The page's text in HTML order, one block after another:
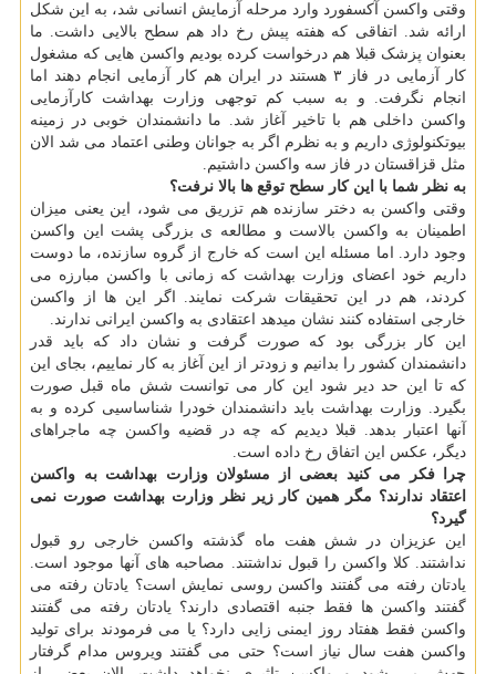
وقتی واکسن آکسفورد وارد مرحله آزمایش انسانی شد، به این شکل
ارائه شد. اتفاقی که هفته پیش رخ داد هم سطح بالایی داشت. ما
بعنوان پزشک قبلا هم درخواست کرده بودیم واکسن هایی که مشغول
کار آزمایی در فاز ۳ هستند در ایران هم کار آزمایی انجام دهند اما
انجام نگرفت. و به سبب کم توجهی وزارت بهداشت کارآزمایی
واکسن داخلی هم با تاخیر آغاز شد. ما دانشمندان خوبی در زمینه
بیوتکنولوژی داریم و به نظرم اگر به جوانان وطنی اعتماد می شد الان
مثل قزاقستان در فاز سه واکسن داشتیم.
به نظر شما با این کار سطح توقع ها بالا نرفت؟
وقتی واکسن به دختر سازنده هم تزریق می شود، این یعنی میزان
اطمینان به واکسن بالاست و مطالعه ی بزرگی پشت این واکسن
وجود دارد. اما مسئله این است که خارج از گروه سازنده، ما دوست
داریم خود اعضای وزارت بهداشت که زمانی با واکسن مبارزه می
کردند، هم در این تحقیقات شرکت نمایند. اگر این ها از واکسن
خارجی استفاده کنند نشان میدهد اعتقادی به واکسن ایرانی ندارند.
این کار بزرگی بود که صورت گرفت و نشان داد که باید قدر
دانشمندان کشور را بدانیم و زودتر از این آغاز به کار نماییم، بجای این
که تا این حد دیر شود این کار می توانست شش ماه قبل صورت
بگیرد. وزارت بهداشت باید دانشمندان خودرا شناساسیی کرده و به
آنها اعتبار بدهد. قبلا دیدیم که چه در قضیه واکسن چه ماجراهای
دیگر، عکس این اتفاق رخ داده است.
چرا فکر می کنید بعضی از مسئولان وزارت بهداشت به واکسن
اعتقاد ندارند؟ مگر همین کار زیر نظر وزارت بهداشت صورت نمی
گیرد؟
این عزیزان در شش هفت ماه گذشته واکسن خارجی رو قبول
نداشتند. کلا واکسن را قبول نداشتند. مصاحبه های آنها موجود است.
یادتان رفته می گفتند واکسن روسی نمایش است؟ یادتان رفته می
گفتند واکسن ها فقط جنبه اقتصادی دارند؟ یادتان رفته می گفتند
واکسن فقط هفتاد روز ایمنی زایی دارد؟ یا می فرمودند برای تولید
واکسن هفت سال نیاز است؟ حتی می گفتند ویروس مدام گرفتار